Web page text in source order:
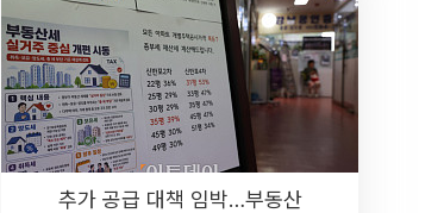
추가 공급 대책 임박…부동산